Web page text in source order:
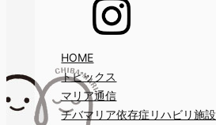
HOME
トピックス
マリア通信
チバマリア依存症リハビリ施設